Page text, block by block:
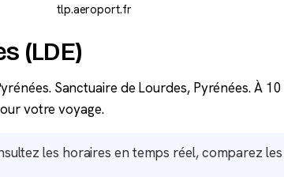
tlp.aeroport.fr
(LDE)
Sanctuaire de Lourdes, Pyrénées. À
votre voyage.
les horaires en temps réel, comparez